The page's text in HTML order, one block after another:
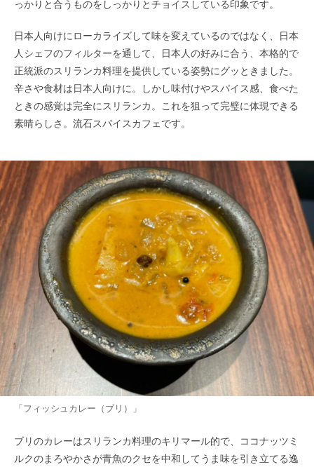
っかりと合うものをしっかりとチョイスしている印象です。
日本人向けにローカライズして味を変えているのではなく、日本
人シェフのフィルターを通して、日本人の好みに合う、本格的で
正統派のスリランカ料理を提供している姿勢にグッときました。
辛さや食材は日本人向けに。しかし味付けやスパイス感、食べた
ときの感覚は完全にスリランカ。これを狙って完璧に体現できる
素晴らしさ。流石スパイスカフェです。
「フィッシュカレー（ブリ）」
ブリのカレーはスリランカ料理のキリマール的で、ココナッツミ
ルクのまろやかさが青魚のクセを中和してうま味を引き立てる逸